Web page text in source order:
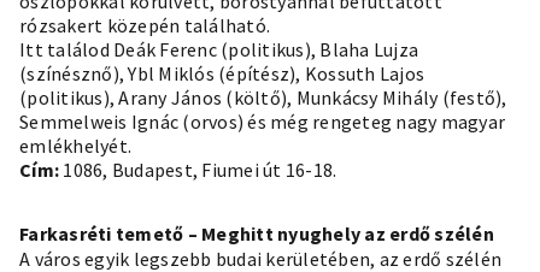
rózsakert közepén található.
Itt találod Deák Ferenc (politikus), Blaha Lujza
(színésznő), Ybl Miklós (építész), Kossuth Lajos
(politikus), Arany János (költő), Munkácsy Mihály (festő),
Semmelweis Ignác (orvos) és még rengeteg nagy magyar
emlékhelyét.
Cím: 1086, Budapest, Fiumei út 16-18.
Farkasréti temető – Meghitt nyughely az erdő szélén
A város egyik legszebb budai kerületében, az erdő szélén